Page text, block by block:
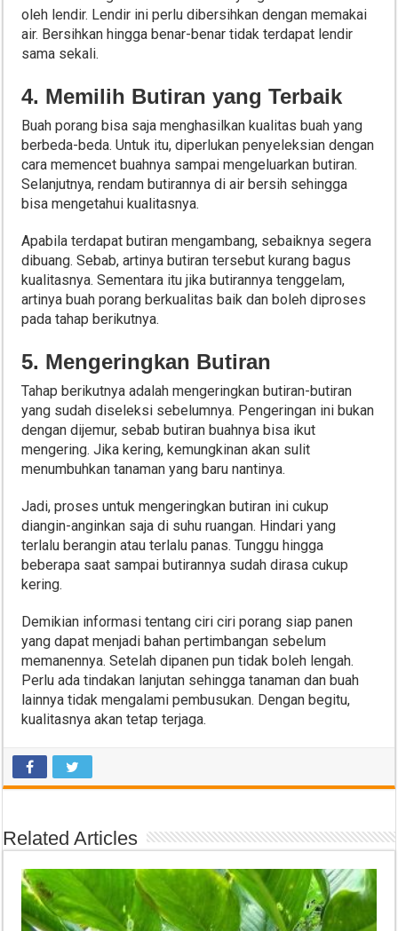
oleh lendir. Lendir ini perlu dibersihkan dengan memakai
air. Bersihkan hingga benar-benar tidak terdapat lendir
sama sekali.
4. Memilih Butiran yang Terbaik
Buah porang bisa saja menghasilkan kualitas buah yang
berbeda-beda. Untuk itu, diperlukan penyeleksian dengan
cara memencet buahnya sampai mengeluarkan butiran.
Selanjutnya, rendam butirannya di air bersih sehingga
bisa mengetahui kualitasnya.
Apabila terdapat butiran mengambang, sebaiknya segera
dibuang. Sebab, artinya butiran tersebut kurang bagus
kualitasnya. Sementara itu jika butirannya tenggelam,
artinya buah porang berkualitas baik dan boleh diproses
pada tahap berikutnya.
5. Mengeringkan Butiran
Tahap berikutnya adalah mengeringkan butiran-butiran
yang sudah diseleksi sebelumnya. Pengeringan ini bukan
dengan dijemur, sebab butiran buahnya bisa ikut
mengering. Jika kering, kemungkinan akan sulit
menumbuhkan tanaman yang baru nantinya.
Jadi, proses untuk mengeringkan butiran ini cukup
diangin-anginkan saja di suhu ruangan. Hindari yang
terlalu berangin atau terlalu panas. Tunggu hingga
beberapa saat sampai butirannya sudah dirasa cukup
kering.
Demikian informasi tentang ciri ciri porang siap panen
yang dapat menjadi bahan pertimbangan sebelum
memanennya. Setelah dipanen pun tidak boleh lengah.
Perlu ada tindakan lanjutan sehingga tanaman dan buah
lainnya tidak mengalami pembusukan. Dengan begitu,
kualitasnya akan tetap terjaga.
Related Articles